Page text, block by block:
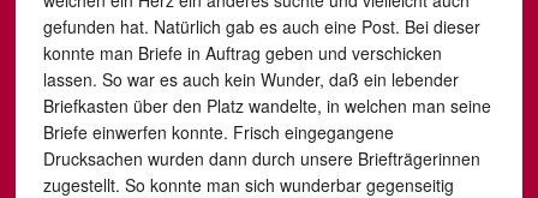
gefunden hat. Natürlich gab es auch eine Post. Bei dieser
konnte man Briefe in Auftrag geben und verschicken
lassen. So war es auch kein Wunder, daß ein lebender
Briefkasten über den Platz wandelte, in welchen man seine
Briefe einwerfen konnte. Frisch eingegangene
Drucksachen wurden dann durch unsere Briefträgerinnen
zugestellt. So konnte man sich wunderbar gegenseitig